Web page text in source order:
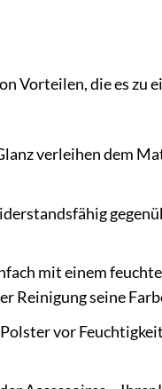
Vorteilen, die es zu
verleihen dem
mit einem
Reinigung seine
vor